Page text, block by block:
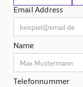
Email Address
Name
Telefonnummer